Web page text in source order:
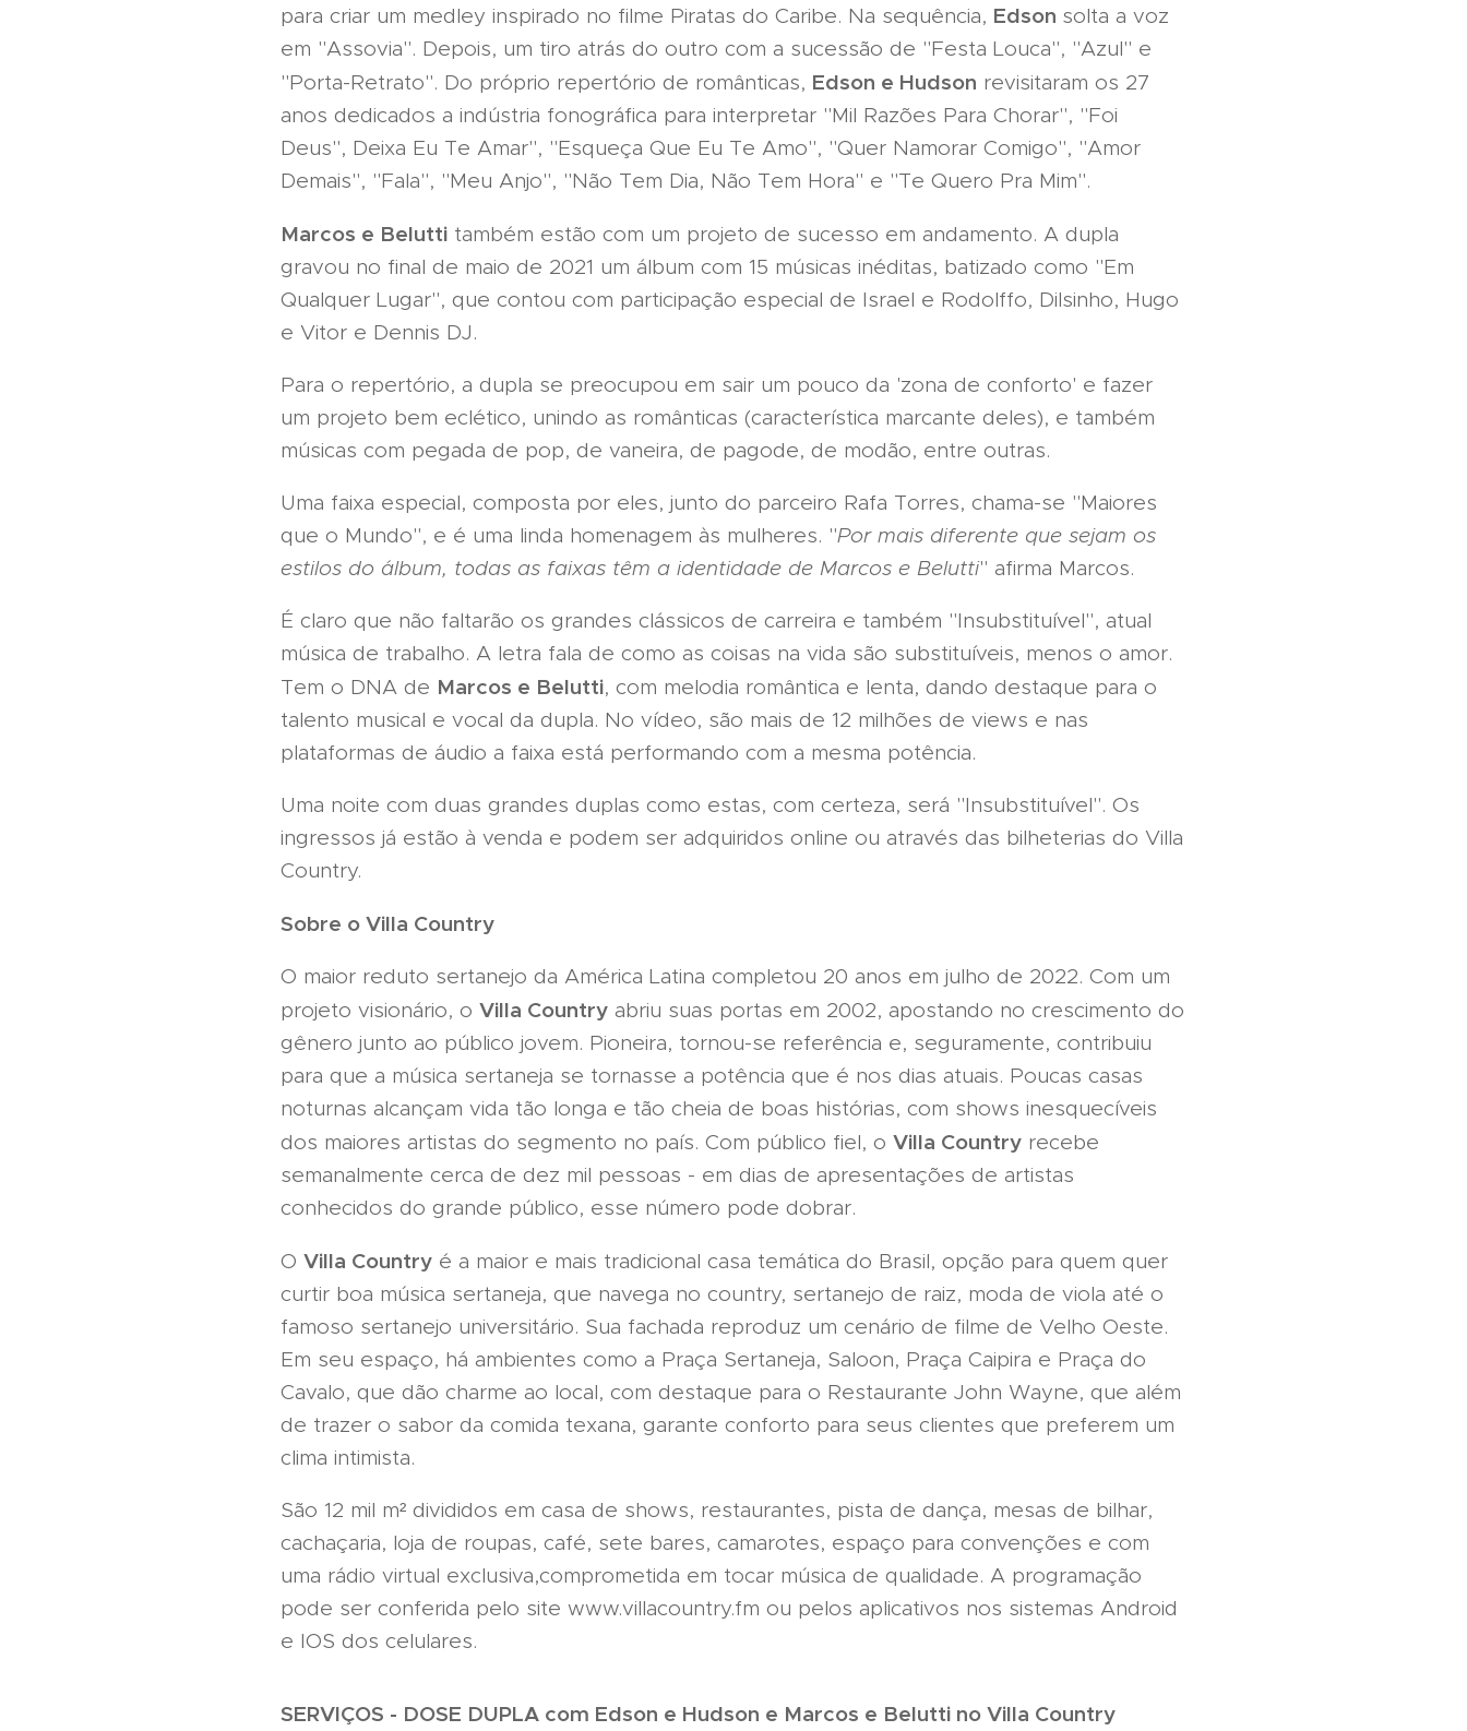
para criar um medley inspirado no filme Piratas do Caribe. Na sequência, Edson solta a voz
em "Assovia". Depois, um tiro atrás do outro com a sucessão de "Festa Louca", "Azul" e
"Porta-Retrato". Do próprio repertório de românticas, Edson e Hudson revisitaram os 27
anos dedicados a indústria fonográfica para interpretar "Mil Razões Para Chorar", "Foi
Deus", Deixa Eu Te Amar", "Esqueça Que Eu Te Amo", "Quer Namorar Comigo", "Amor
Demais", "Fala", "Meu Anjo", "Não Tem Dia, Não Tem Hora" e "Te Quero Pra Mim".
Marcos e Belutti também estão com um projeto de sucesso em andamento. A dupla
gravou no final de maio de 2021 um álbum com 15 músicas inéditas, batizado como "Em
Qualquer Lugar", que contou com participação especial de Israel e Rodolffo, Dilsinho, Hugo
e Vitor e Dennis DJ.
Para o repertório, a dupla se preocupou em sair um pouco da 'zona de conforto' e fazer
um projeto bem eclético, unindo as românticas (característica marcante deles), e também
músicas com pegada de pop, de vaneira, de pagode, de modão, entre outras.
Uma faixa especial, composta por eles, junto do parceiro Rafa Torres, chama-se "Maiores
que o Mundo", e é uma linda homenagem às mulheres. "Por mais diferente que sejam os
estilos do álbum, todas as faixas têm a identidade de Marcos e Belutti" afirma Marcos.
É claro que não faltarão os grandes clássicos de carreira e também "Insubstituível", atual
música de trabalho. A letra fala de como as coisas na vida são substituíveis, menos o amor.
Tem o DNA de Marcos e Belutti, com melodia romântica e lenta, dando destaque para o
talento musical e vocal da dupla. No vídeo, são mais de 12 milhões de views e nas
plataformas de áudio a faixa está performando com a mesma potência.
Uma noite com duas grandes duplas como estas, com certeza, será "Insubstituível". Os
ingressos já estão à venda e podem ser adquiridos online ou através das bilheterias do Villa
Country.
Sobre o Villa Country
O maior reduto sertanejo da América Latina completou 20 anos em julho de 2022. Com um
projeto visionário, o Villa Country abriu suas portas em 2002, apostando no crescimento do
gênero junto ao público jovem. Pioneira, tornou-se referência e, seguramente, contribuiu
para que a música sertaneja se tornasse a potência que é nos dias atuais. Poucas casas
noturnas alcançam vida tão longa e tão cheia de boas histórias, com shows inesquecíveis
dos maiores artistas do segmento no país. Com público fiel, o Villa Country recebe
semanalmente cerca de dez mil pessoas - em dias de apresentações de artistas
conhecidos do grande público, esse número pode dobrar.
O Villa Country é a maior e mais tradicional casa temática do Brasil, opção para quem quer
curtir boa música sertaneja, que navega no country, sertanejo de raiz, moda de viola até o
famoso sertanejo universitário. Sua fachada reproduz um cenário de filme de Velho Oeste.
Em seu espaço, há ambientes como a Praça Sertaneja, Saloon, Praça Caipira e Praça do
Cavalo, que dão charme ao local, com destaque para o Restaurante John Wayne, que além
de trazer o sabor da comida texana, garante conforto para seus clientes que preferem um
clima intimista.
São 12 mil m² divididos em casa de shows, restaurantes, pista de dança, mesas de bilhar,
cachaçaria, loja de roupas, café, sete bares, camarotes, espaço para convenções e com
uma rádio virtual exclusiva,comprometida em tocar música de qualidade. A programação
pode ser conferida pelo site www.villacountry.fm ou pelos aplicativos nos sistemas Android
e IOS dos celulares.
SERVIÇOS - DOSE DUPLA com Edson e Hudson e Marcos e Belutti no Villa Country